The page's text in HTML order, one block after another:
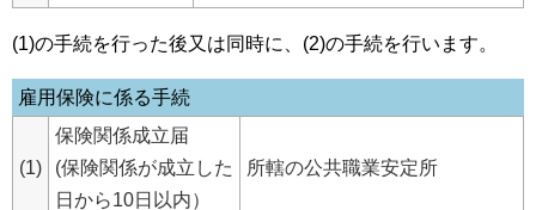
(1)の手続を行った後又は同時に、(2)の手続を行います。
雇用保険に係る手続
(1)
保険関係成立届
(保険関係が成立した
日から10日以内）
所轄の公共職業安定所